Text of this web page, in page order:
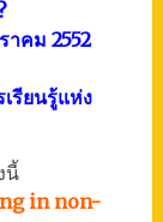
าคม 2552
รียนรู้แห่ง
นี้
in non-